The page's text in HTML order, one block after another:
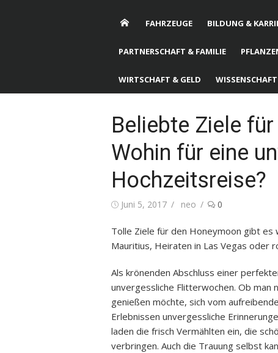
FAHRZEUGE BILDUNG &
PARTNERSCHAFT & FAMILIE
WIRTSCHAFT & GELD WISSENSCHAFT
Beliebte Ziele
Wohin für eine
Hochzeitsreise?
Posted
Juni 5, 2017 Author
neo 0
Tolle Ziele für den Honeymoon gibt
Mauritius, Heiraten in Las Vegas oder
Als krönenden Abschluss einer
unvergessliche Flitterwochen. Ob man
genießen möchte, sich vom
Erlebnissen unvergessliche
laden die frisch Vermählten ein, die
verbringen. Auch die Trauung selbst